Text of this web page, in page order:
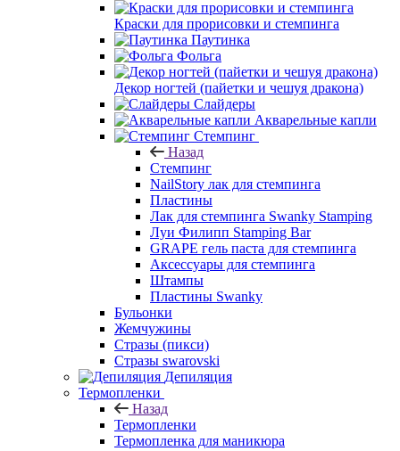
Краски для прорисовки и стемпинга
Паутинка
Фольга
Декор ногтей (пайетки и чешуя дракона)
Слайдеры
Акварельные капли
Стемпинг
Назад
Стемпинг
NailStory лак для стемпинга
Пластины
Лак для стемпинга Swanky Stamping
Луи Филипп Stamping Bar
GRAPE гель паста для стемпинга
Аксессуары для стемпинга
Штампы
Пластины Swanky
Бульонки
Жемчужины
Стразы (пикси)
Cтразы swarovski
Депиляция
Термопленки
Назад
Термопленки
Термопленка для маникюра